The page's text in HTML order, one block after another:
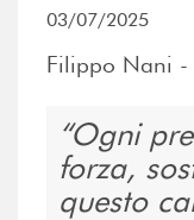
03/07/2025
Filippo Nani -
Ogni
forza,
questo